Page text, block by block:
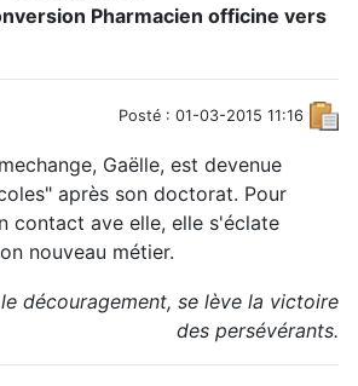
Pharmacien officine vers
Posté : 01-03-2015 11:16
Gaëlle, est devenue
après son doctorat. Pour
contact ave elle, elle s'éclate
nouveau métier.
découragement, se lève la victoire
des persévérants.